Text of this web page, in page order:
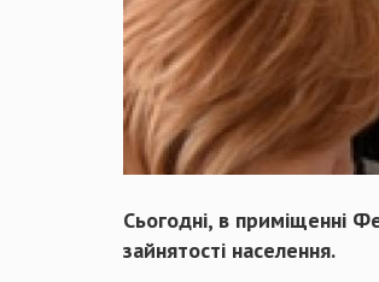
Сьогодні, в приміщенні
зайнятості населення.